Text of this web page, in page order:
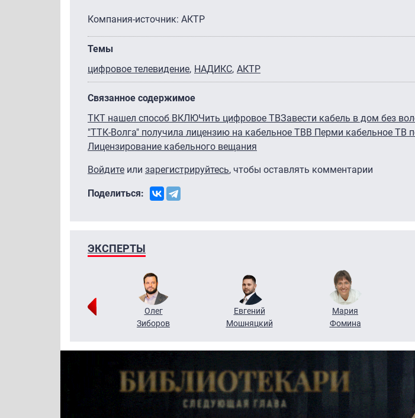
Компания-источник: АКТР
Темы
цифровое телевидение НАДИКС АКТР
Связанное содержимое
ТКТ нашел способ ВКЛЮЧить цифровое ТВЗавести кабель в дом без
"ТТК-Волга" получила лицензию на кабельное ТВВ Перми кабельное ТВ
Лицензирование кабельного вещания
Войдите или зарегистрируйтесь, чтобы оставлять комментарии
Поделиться:
ЭКСПЕРТЫ
Олег
Зиборов
Евгений
Мошняцкий
Мария
Фомина